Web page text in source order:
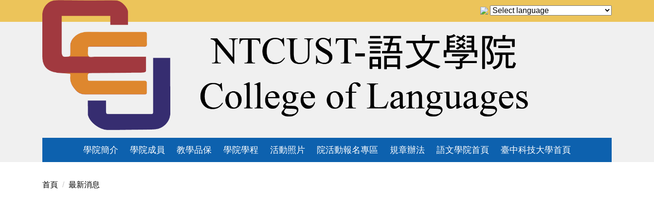
學院簡介 學院成員 教學品保 學院學程 活動照片 院活動報名專區 規章辦法 語文學院首頁 臺中科技大學首頁
首頁 最新消息